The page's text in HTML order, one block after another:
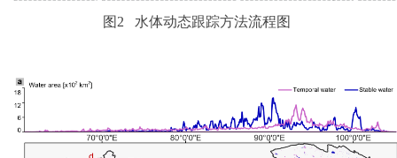
图2 水体动态跟踪方法流程图